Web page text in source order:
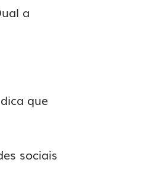
a
que
sociais